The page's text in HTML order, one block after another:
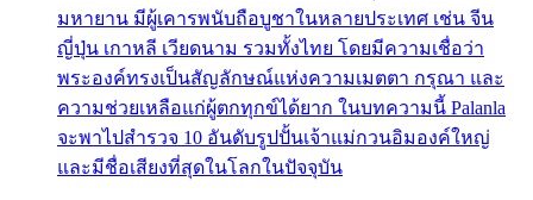
มหายาน มีผู้เคารพนับถือบูชาในหลายประเทศ เช่น จีน
ญี่ปุ่น เกาหลี เวียดนาม รวมทั้งไทย โดยมีความเชื่อว่า
พระองค์ทรงเป็นสัญลักษณ์แห่งความเมตตา กรุณา และ
ความช่วยเหลือแก่ผู้ตกทุกข์ได้ยาก ในบทความนี้ Palanla
จะพาไปสำรวจ 10 อันดับรูปปั้นเจ้าแม่กวนอิมองค์ใหญ่
และมีชื่อเสียงที่สุดในโลกในปัจจุบัน